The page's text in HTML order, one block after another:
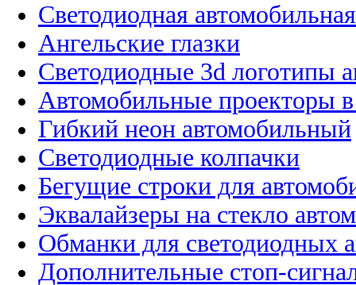
Светодиодная
Ангельские глазки
Светодиодные 3d логотипы
Автомобильные проекторы
Гибкий неон автомобильный
Светодиодные колпачки
Бегущие строки для
Эквалайзеры на стекло
Обманки для светодиодных
Дополнительные стоп-